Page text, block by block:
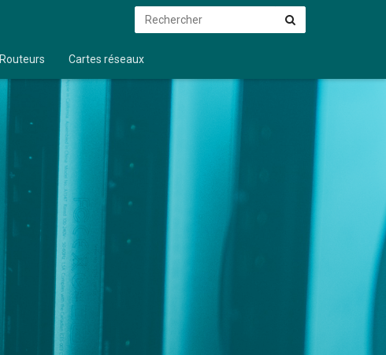
Rechercher Rechercher
Routeurs Cartes réseaux